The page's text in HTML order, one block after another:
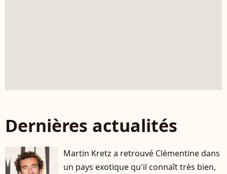
Dernières actualités
Martin Kretz a retrouvé Clémentine dans
un pays exotique qu'il connaît très bien,